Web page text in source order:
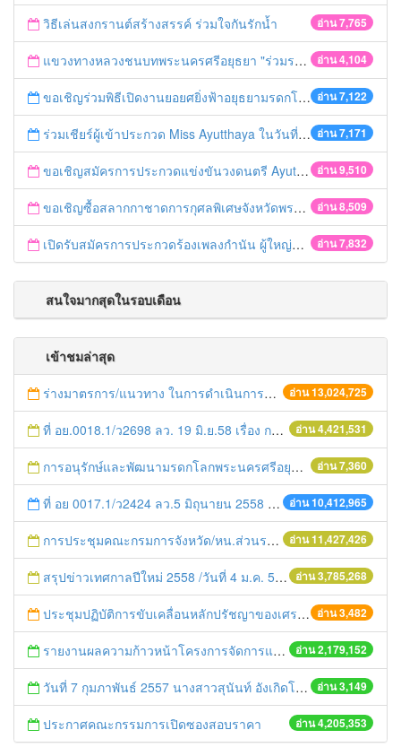
อ่าน 7,765
วิธีเล่นสงกรานต์สร้างสรรค์ ร่วมใจกันรักน้ำ
อ่าน 4,104
แขวงทางหลวงชนบทพระนครศรีอยุธยา "ร่วมรณรงค์ ขับช้า เปิดไฟหน้า คาดเข็มขัด" เทศกาลสงกรานต์ ปี 2561
อ่าน 7,122
ขอเชิญร่วมพิธีเปิดงานยอยศยิ่งฟ้าอยุธยามรดกโลก
อ่าน 7,171
ร่วมเชียร์ผู้เข้าประกวด Miss Ayutthaya ในวันที่ 15 ธันวาคม 2560
อ่าน 9,510
ขอเชิญสมัครการประกวดแข่งขันวงดนตรี Ayutthaya battle of the bands
อ่าน 8,509
ขอเชิญซื้อสลากกาชาดการกุศลพิเศษจังหวัดพระนครศรีอยุธยา 2560
อ่าน 7,832
เปิดรับสมัครการประกวดร้องเพลงกำนัน ผู้ใหญ่บ้าน ฯลฯ
สนใจมากสุดในรอบเดือน
เข้าชมล่าสุด
อ่าน 13,024,725
ร่างมาตรการ/แนวทาง ในการดำเนินการประกอบการตรวจราชการแบบบูรณาการ
อ่าน 4,421,531
ที่ อย.0018.1/ว2698 ลว. 19 มิ.ย.58 เรื่อง การแก้ไขปัญหาหนี้สินให้แก่เกษตรกร
อ่าน 7,360
การอนุรักษ์และพัฒนามรดกโลกพระนครศรีอยุธยาและเมืองบริวาร
อ่าน 10,412,965
ที่ อย 0017.1/ว2424 ลว.5 มิถุนายน 2558 เรื่อง แจ้งกำหนดตรวจประเมินและให้คะแนนหน่วยงานที่สมัครเข้าร่วมโครงการพัฒนาหน่วยงานต้นแบบในการจัดตั้งศูนย์ข้อมูลข่าวสารของราชการฯ ประจำปีงบประมาณ พ.ศ. 2558
อ่าน 11,427,426
การประชุมคณะกรมการจังหวัด/หน.ส่วนราชการประจำเดือน มิถุนายน 2558
อ่าน 3,785,268
สรุปข่าวเทศกาลปีใหม่ 2558 /วันที่ 4 ม.ค. 58
อ่าน 3,482
ประชุมปฏิบัติการขับเคลื่อนหลักปรัชญาของเศรษฐกิจพอเพียงสู่สถานศึกษา
อ่าน 2,179,152
รายงานผลความก้าวหน้าโครงการจัดการแก้ไขปัญหาขยะ สัปดาห์ที่ 9/2558
อ่าน 3,149
วันที่ 7 กุมภาพันธ์ 2557 นางสาวสุนันท์ อังเกิดโชค หน.สนจ. ให้การต้อนรับ นางสาวปณิศา เหลืองวรเมท และคณะผู้ตรวจติดตามศูนย์ข้อมูลข่าวสาร ต้นแบบฯ
อ่าน 4,205,353
ประกาศคณะกรรมการเปิดซองสอบราคา